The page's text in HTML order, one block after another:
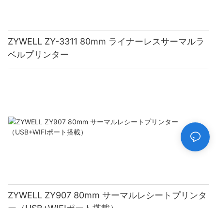
ZYWELL ZY-3311 80mm ライナーレスサーマルラ
ベルプリンター
ZYWELL ZY907 80mm サーマルレシートプリンタ